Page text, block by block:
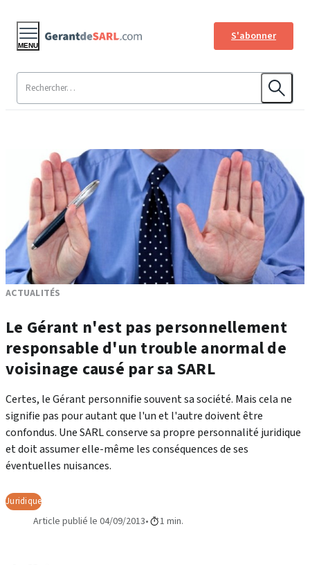
S'abonner
MENU
ACTUALITÉS
Le Gérant n'est pas personnellement
responsable d'un trouble anormal de
voisinage causé par sa SARL
Certes, le Gérant personnifie souvent sa société. Mais cela ne
signifie pas pour autant que l'un et l'autre doivent être
confondus. Une SARL conserve sa propre personnalité juridique
et doit assumer elle-même les conséquences de ses
éventuelles nuisances.
Juridique
Article publié le 04/09/2013 1 min.